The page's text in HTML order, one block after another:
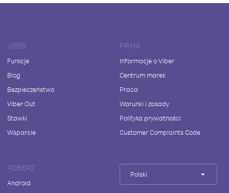
VIBER
Funkcje
Blog
Bezpieczeństwo
Viber Out
Stawki
Wsparcie
FIRMA
Informacje o Viber
Centrum marek
Praca
Warunki i zasady
Polityka prywatności
Customer Complaints Code
POBIERZ
Android
Polski